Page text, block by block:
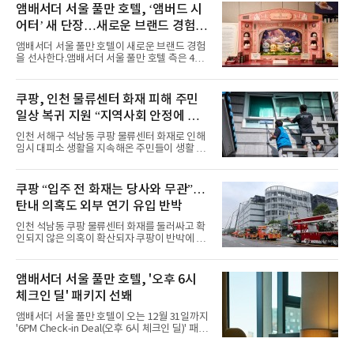
력을 앞세워 매 무대 색다른 볼거리를 선사했다.
특히 화사한 파스텔 톤의 비치웨어부터 청량한
마린룩, 햇살 아래 반짝이는 물결을 연상시키는
스커트, 강렬한 붉은 계열의 스타일링까지 각기
다른 매력을 선보였다. 브브걸은 다채로운 여름
패션을 완벽하게 소화하며 보
앰배서더 서울 풀만 호텔, ‘앰버드 시
어터’ 새 단장…새로운 브랜드 경험 선
사
앰배서더 서울 풀만 호텔이 새로운 브랜드 경험
을 선사한다.앰배서더 서울 풀만 호텔 측은 4일
이야기를 담은 인형 극장 콘셉트의 공간 ‘앰버드
시어터(Ambird Theater)’를 새롭게 선보인
다”고 밝혔다.앰배서더 서울 풀만 호텔은 로비
한편에 마련된 앰버드 존을 통해 앰버드의 세계
관을 소개해왔다. 앰버드 존은 앰버드가 우주여
행 중 수집한 다양한 굿즈를 전시한 '앰버드 플래
닛(Ambird Planet)과 계절별 플라워 연출로 사
라 극장을 모티브로 한 데코레이션으로 구성됐
다. 무대 공간 및 티켓 박스
쿠팡, 인천 물류센터 화재 피해 주민
일상 복귀 지원 “지역사회 안정에 총
력”
인천 서해구 석남동 쿠팡 물류센터 화재로 인해
임시 대피소 생활을 지속해온 주민들이 생활 터
필먼트서비스(CFS)가 지난 28일부터 화재 피해
주민을 대상으로 전문 출장 청소서비스 지원에
나섬으로써 본격적인 지역사회 복구 작업이 시
작된 것이다.대피소 주민 중심 청소 접수, 첫날
부터 2가구 지원 완료CFS는 신현초등학교, 신
현북초등학교, 신현여자중학교 등 인천 서해구
관내 임시 대피소 3곳에서 체류해온 화재 피해
민들의 호응 속에 CFS는 즉시 행동에 나섰다. 지
난 28일 오후 전문 청소업체와
쿠팡 “입주 전 화재는 당사와 무관”…
탄내 의혹도 외부 연기 유입 반박
인천 석남동 쿠팡 물류센터 화재를 둘러싸고 확
인되지 않은 의혹이 확산되자 쿠팡이 반박에 나
에 대해서는 외부 화재 연기 유입이라고 설명했
고, 2023년 같은 물류센터에서 발생한 화재에
대해서도 쿠팡 입주 전 공사 과정에서 벌어진 일
이라며 선을 그었다.쿠팡은 21일 인천 물류센터
내부에서 불이 타는 냄새가 났다는 의혹과 관련
해 “사실무근”이라는 입장을 밝혔다.회사 측은
“인근에서 지난 15일 다른 회사에서 발생한 대
앰배서더 서울 풀만 호텔, '오후 6시
체크인 딜' 패키지 선봬
앰배서더 서울 풀만 호텔이 오는 12월 31일까지
'6PM Check-in Deal(오후 6시 체크인 딜)' 패키